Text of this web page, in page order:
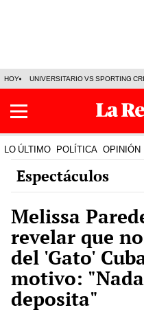
HOY UNIVERSITARIO VS SPORTING
LO ÚLTIMO POLÍTICA OPINIÓN
Espectáculos
Melissa
revelar que
del 'Gato'
motivo:
deposita"